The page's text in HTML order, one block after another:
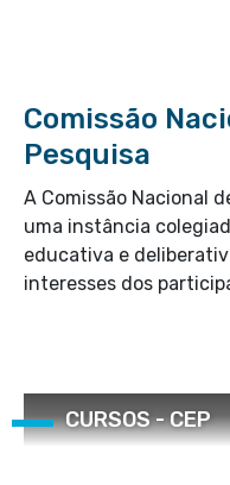
Comissão
Pesquisa
A Comissão Nacional
uma instância
educativa e
interesses dos
CURSOS - CEP